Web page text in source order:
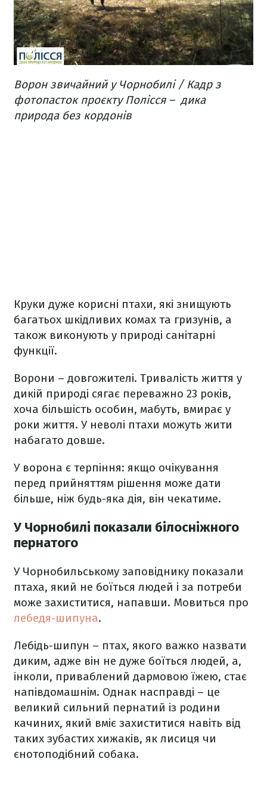
Ворон звичайний у Чорнобилі / Кадр з
фотопасток проєкту Полісся – дика
природа без кордонів
Круки дуже корисні птахи, які знищують
багатьох шкідливих комах та гризунів, а
також виконують у природі санітарні
функції.
Ворони – довгожителі. Тривалість життя у
дикій природі сягає переважно 23 років,
хоча більшість особин, мабуть, вмирає у
роки життя. У неволі птахи можуть жити
набагато довше.
У ворона є терпіння: якщо очікування
перед прийняттям рішення може дати
більше, ніж будь-яка дія, він чекатиме.
У Чорнобилі показали білосніжного
пернатого
У Чорнобильському заповіднику показали
птаха, який не боїться людей і за потреби
може захиститися, напавши. Мовиться про
лебедя-шипуна.
Лебідь-шипун – птах, якого важко назвати
диким, адже він не дуже боїться людей, а,
інколи, приваблений дармовою їжею, стає
напівдомашнім. Однак насправді – це
великий сильний пернатий із родини
качиних, який вміє захиститися навіть від
таких зубастих хижаків, як лисиця чи
єнотоподібний собака.